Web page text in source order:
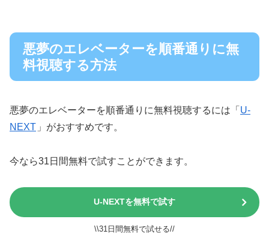
悪夢のエレベーターを順番通りに無
料視聴する方法
悪夢のエレベーターを順番通りに無料視聴するには「 U-
NEXT 」がおすすめです。
今なら31日間無料で試すことができます。
U-NEXTを無料で試す
\\31日間無料で試せる//